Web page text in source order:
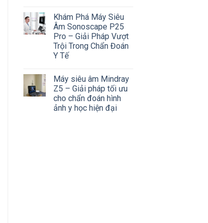
Khám Phá Máy Siêu
Âm Sonoscape P25
Pro – Giải Pháp Vượt
Trội Trong Chẩn Đoán
Y Tế
Máy siêu âm Mindray
Z5 – Giải pháp tối ưu
cho chẩn đoán hình
ảnh y học hiện đại